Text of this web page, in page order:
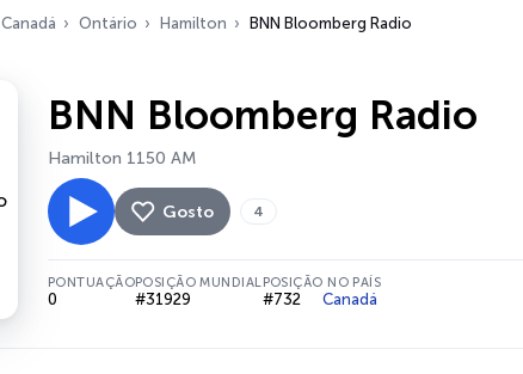
Canadá Ontário Hamilton BNN Bloomberg Radio
BNN Bloomberg Radio
Hamilton 1150 AM
Gosto 4
PONTUAÇÃO
0
POSIÇÃO MUNDIAL
#31929
POSIÇÃO NO PAÍS
#732 Canadá